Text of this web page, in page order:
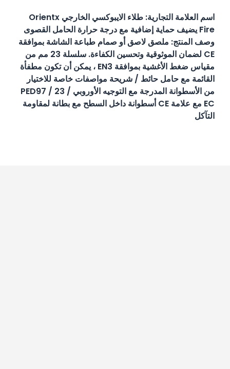
اسم العلامة التجارية: طلاء الايبوكسي الخارجي Orientx
Fire يضيف حماية إضافية مع درجة حرارة الحامل القصوى
وصف المنتج: ملصق لاصق أو صمام طباعة الشاشة بموافقة
CE لضمان الموثوقية وتحسين الكفاءة. سلسلة 23 مم من
مقياس ضغط الأغشية بموافقة EN3 ، يمكن أن تكون مطفأة
القائمة مع حامل حائط / شريحة مواصفات خاصة للاختيار
من الأسطوانة المدرجة مع التوجيه الأوروبي PED97 / 23 /
EC مع علامة CE أسطوانة داخل السطح مع بطانة لمقاومة
التآكل